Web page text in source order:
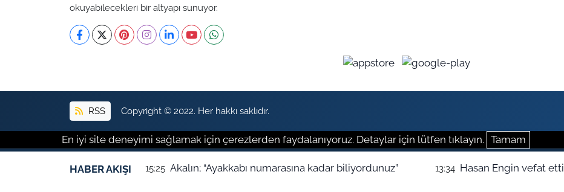
okuyabilecekleri bir altyapı sunuyor.
RSS Copyright © 2022. Her hakkı saklıdır.
En iyi site deneyimi sağlamak için çerezlerden faydalanıyoruz. Detaylar için lütfen tıklayın. Tamam
HABER AKIŞI 15:25 Akalın; “Ayakkabı numarasına kadar biliyordunuz” 13:34 Hasan Engin vefat etti